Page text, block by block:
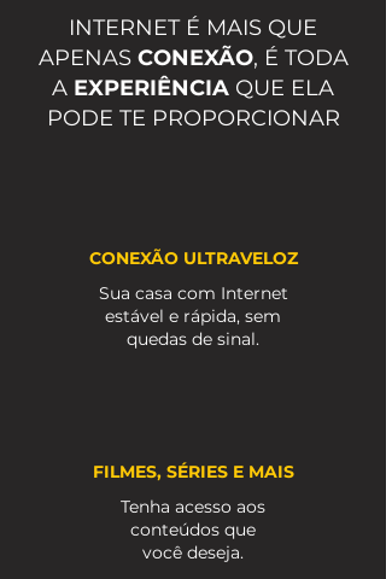
INTERNET É MAIS QUE
APENAS CONEXÃO, É TODA
A EXPERIÊNCIA QUE ELA
PODE TE PROPORCIONAR
CONEXÃO ULTRAVELOZ
Sua casa com Internet
estável e rápida, sem
quedas de sinal.
FILMES, SÉRIES E MAIS
Tenha acesso aos
conteúdos que
você deseja.